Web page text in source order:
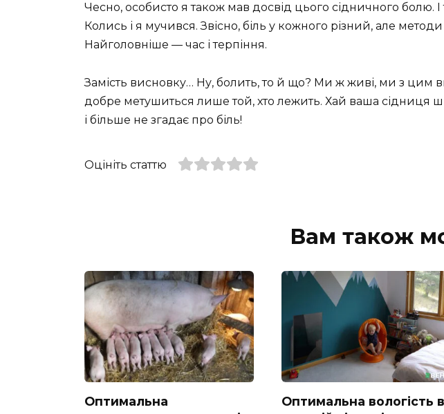
Чесно, особисто я також мав досвід цього сідничного болю. І
Колись і я мучився. Звісно, біль у кожного різний, але
Найголовніше — час і терпіння.
Замість висновку… Ну, болить, то й що? Ми ж живі, ми з цим
добре метушиться лише той, хто лежить. Хай ваша сідниця
і більше не згадає про біль!
Оцініть статтю
Вам також
Оптимальна
Оптимальна вологість в